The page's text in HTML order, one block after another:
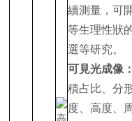
續測量，可
等生理性狀
選等研究。
可見光成像
積占比、分
度、高度、